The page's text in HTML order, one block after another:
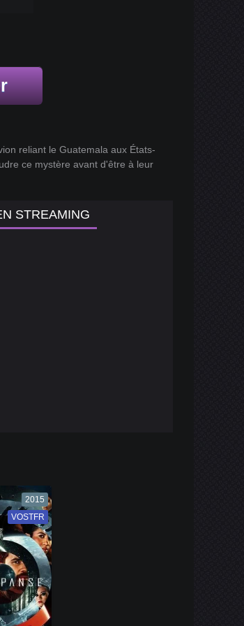
reliant le Guatemala aux États-
ce mystère avant d'être à leur
STREAMING
2015
VF
VOSTFR